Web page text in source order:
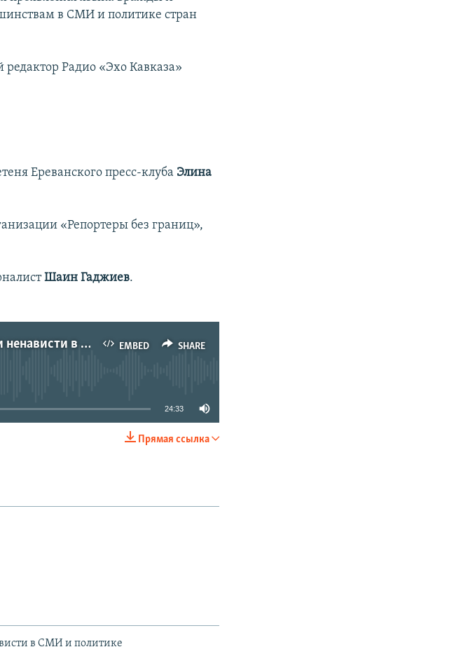
в СМИ и политике стран
редактор Радио «Эхо Кавказа»
Ереванского пресс-клуба Элина
«Репортеры без границ»,
Шаин Гаджиев.
EMBED SHARE
Кавказский перекресток: Язык вражды и ненависти в СМИ и политике
24:33
Прямая ссылка
в СМИ и политике